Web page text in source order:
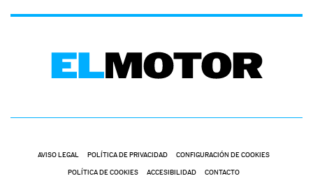
AVISO LEGAL POLÍTICA DE PRIVACIDAD CONFIGURACIÓN DE COOKIES
POLÍTICA DE COOKIES ACCESIBILIDAD CONTACTO